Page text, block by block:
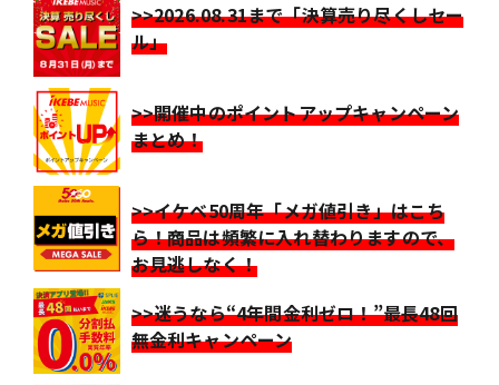
>>2026.08.31まで「決算売り尽くしセー
ル」
>>開催中のポイントアップキャンペーン
まとめ！
>>イケベ50周年「メガ値引き」はこち
ら！商品は頻繁に入れ替わりますので、
お見逃しなく！
>>迷うなら“4年間金利ゼロ！”最長48回
無金利キャンペーン